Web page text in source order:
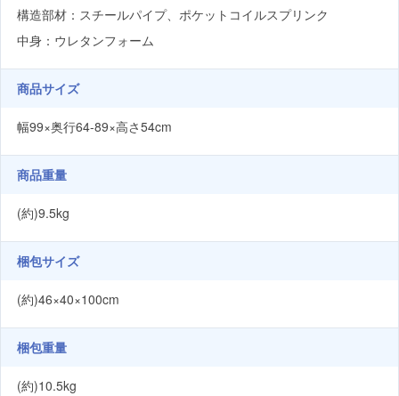
構造部材：スチールパイプ、ポケットコイルスプリンク
中身：ウレタンフォーム
商品サイズ
幅99×奥行64-89×高さ54cm
商品重量
(約)9.5kg
梱包サイズ
(約)46×40×100cm
梱包重量
(約)10.5kg